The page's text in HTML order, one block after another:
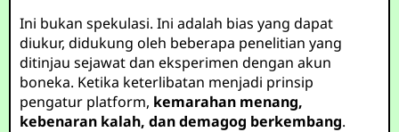
Ini bukan spekulasi. Ini adalah bias yang dapat
diukur, didukung oleh beberapa penelitian yang
ditinjau sejawat dan eksperimen dengan akun
boneka. Ketika keterlibatan menjadi prinsip
pengatur platform, kemarahan menang,
kebenaran kalah, dan demagog berkembang.